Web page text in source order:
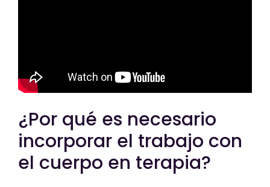
¿Por qué es necesario
incorporar el trabajo con
el cuerpo en terapia?